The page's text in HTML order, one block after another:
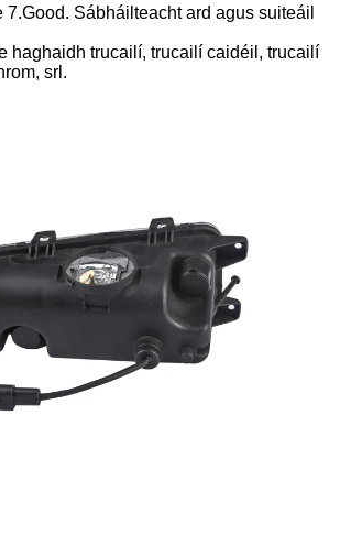
7.Good. Sábháilteacht ard agus suiteáil
haghaidh trucailí, trucailí caidéil, trucailí
srl.